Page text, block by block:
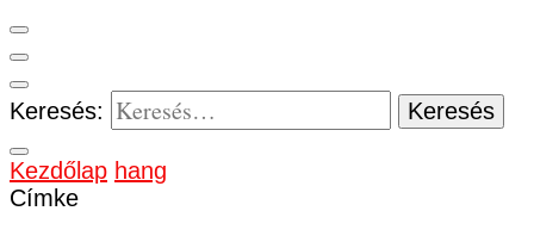
Keresés:
Kezdőlap hang
Címke